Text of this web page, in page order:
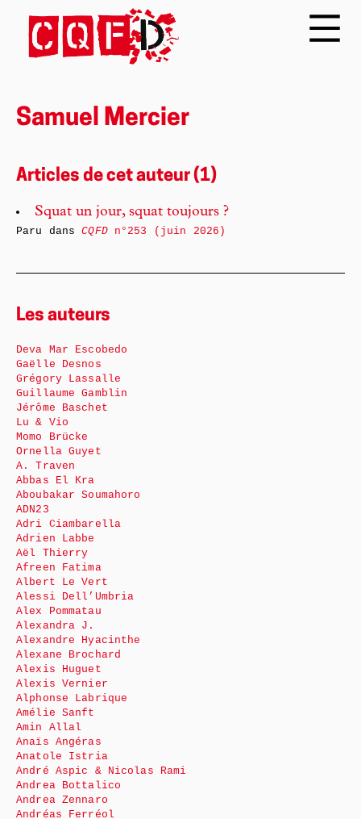
Samuel Mercier
Articles de cet auteur (1)
Squat un jour, squat toujours ?
Paru dansCQFDn°253 (juin 2026)
Les auteurs
Deva Mar Escobedo
Gaëlle Desnos
Grégory Lassalle
Guillaume Gamblin
Jérôme Baschet
Lu & Vio
Momo Brücke
Ornella Guyet
A. Traven
Abbas El Kra
Aboubakar Soumahoro
ADN23
Adri Ciambarella
Adrien Labbe
Aël Thierry
Afreen Fatima
Albert Le Vert
Alessi Dell’Umbria
Alex Pommatau
Alexandra J.
Alexandre Hyacinthe
Alexane Brochard
Alexis Huguet
Alexis Vernier
Alphonse Labrique
Amélie Sanft
Amin Allal
Anaïs Angéras
Anatole Istria
André Aspic & Nicolas Rami
Andrea Bottalico
Andrea Zennaro
Andréas Ferréol